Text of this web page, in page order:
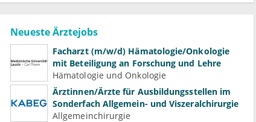
Neueste Ärztejobs
Facharzt (m/w/d) Hämatologie/Onkologie
mit Beteiligung an Forschung und Lehre
Hämatologie und Onkologie
Ärztinnen/Ärzte für Ausbildungsstellen im
Sonderfach Allgemein- und Viszeralchirurgie
Allgemeinchirurgie